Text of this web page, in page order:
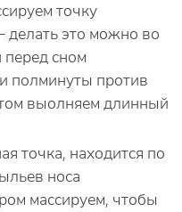
точку
это можно во
перед сном
полминуты против
выолняем длинный
точка, находится по
носа
массируем, чтобы